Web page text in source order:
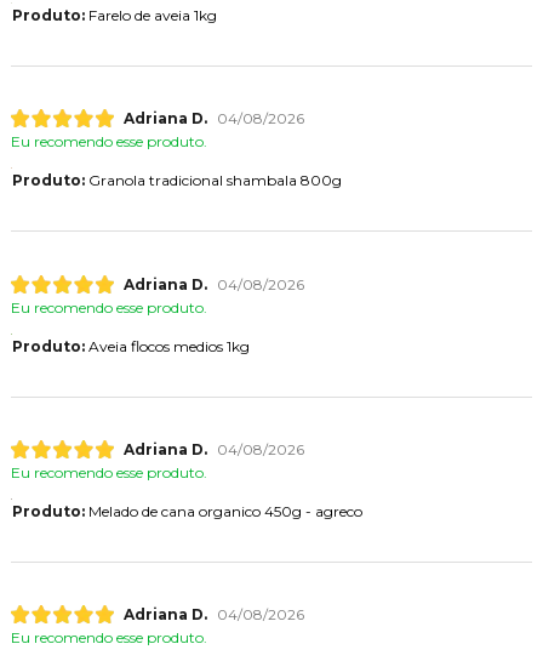
Produto:Farelo de aveia 1kg
Adriana D.
04/08/2026
Eu recomendo esse produto.
Produto:Granola tradicional shambala 800g
Adriana D.
04/08/2026
Eu recomendo esse produto.
Produto:Aveia flocos medios 1kg
Adriana D.
04/08/2026
Eu recomendo esse produto.
Produto:Melado de cana organico 450g - agreco
Adriana D.
04/08/2026
Eu recomendo esse produto.